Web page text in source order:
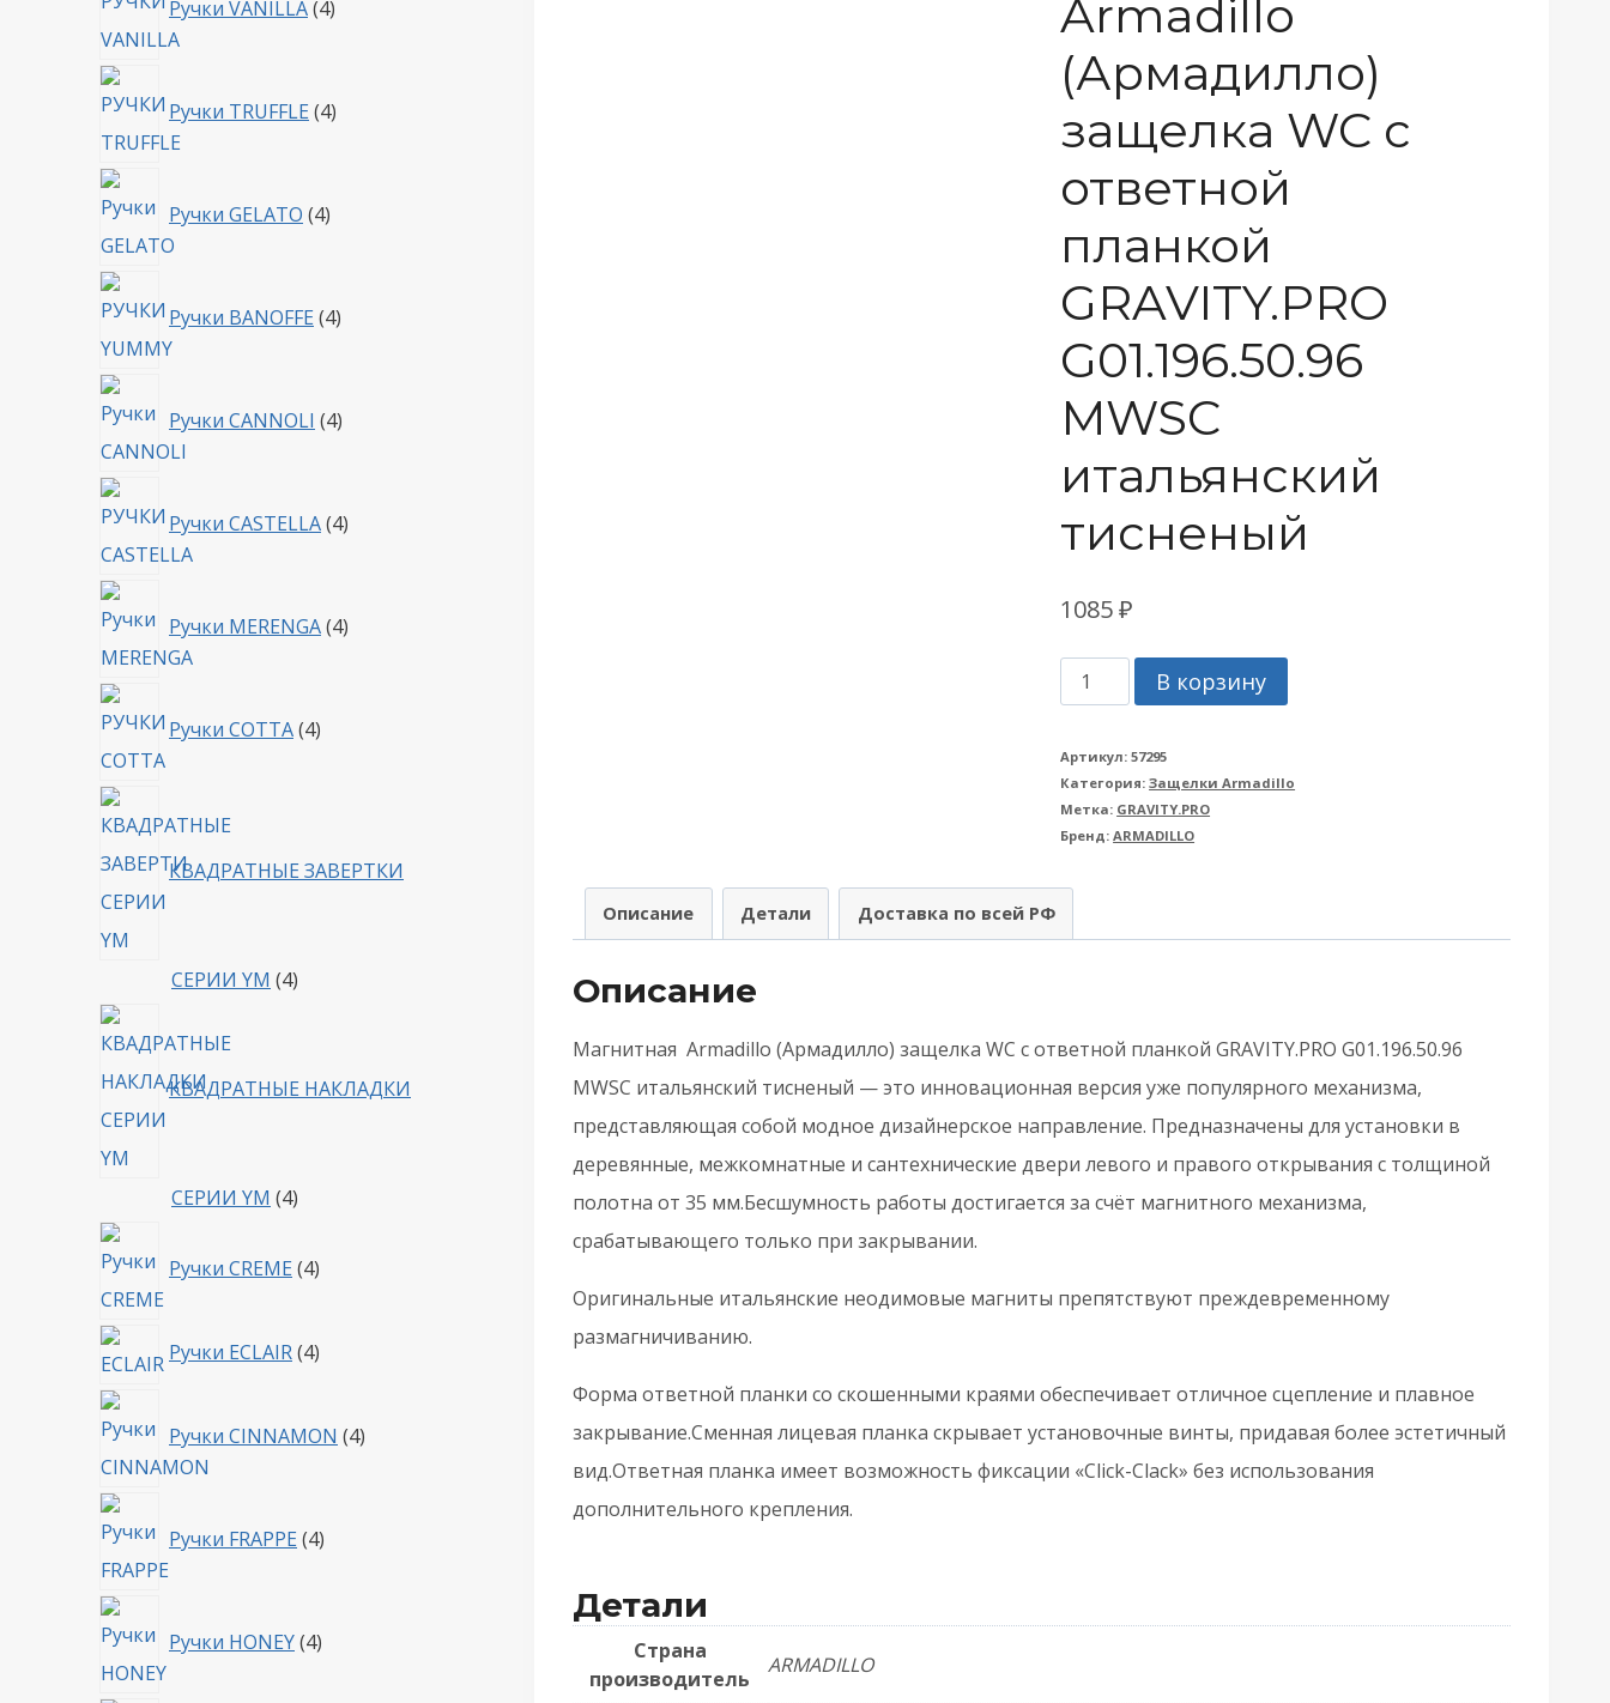
Armadillo
(Армадилло)
защелка WC с
ответной
планкой
GRAVITY.PRO
G01.196.50.96
MWSC
итальянский
тисненый
1085₽
Количество
товара
Магнитная
Armadillo
(Армадилло)
с
GRAVITY.PRO
G01.196.50.96
MWSC
итальянский
тисненый
В корзину
Артикул:57295
Категория:Защелки Armadillo
Метка: GRAVITY.PRO
Бренд:ARMADILLO
Описание Детали Доставка по всей РФ
Описание
Магнитная Armadillo (Армадилло) защелка WC с ответной планкой GRAVITY.PRO G01.196.50.96
MWSC итальянский тисненый — это инновационная версия уже популярного механизма,
представляющая собой модное дизайнерское направление. Предназначены для установки в
деревянные, межкомнатные и сантехнические двери левого и правого открывания с толщиной
полотна от 35 мм.Бесшумность работы достигается за счёт магнитного механизма,
срабатывающего только при закрывании.
Оригинальные итальянские неодимовые магниты препятствуют преждевременному
размагничиванию.
Форма ответной планки со скошенными краями обеспечивает отличное сцепление и плавное
закрывание.Сменная лицевая планка скрывает установочные винты, придавая более эстетичный
вид.Ответная планка имеет возможность фиксации «Click-Clack» без использования
дополнительного крепления.
Детали
Страна
производитель
ARMADILLO
Ручки VANILLA 4товара
Ручки TRUFFLE 4товара
Ручки GELATO 4товара
Ручки BANOFFE 4товара
Ручки CANNOLI 4товара
Ручки CASTELLA 4товара
Ручки MERENGA 4товара
Ручки COTTA 4товара
КВАДРАТНЫЕ ЗАВЕРТКИ
СЕРИИ YM 44
КВАДРАТНЫЕ НАКЛАДКИ
СЕРИИ YM 44
Ручки CREME 4товара
Ручки ECLAIR 44
Ручки CINNAMON 4товара
Ручки FRAPPE 4товара
Ручки HONEY 4товара